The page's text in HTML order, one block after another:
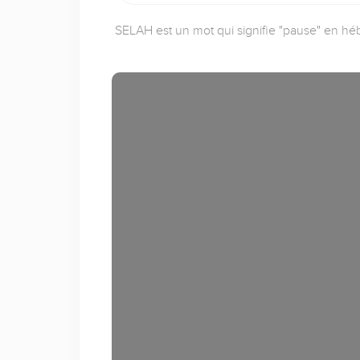
SELAH est un mot qui signifie "pause" en